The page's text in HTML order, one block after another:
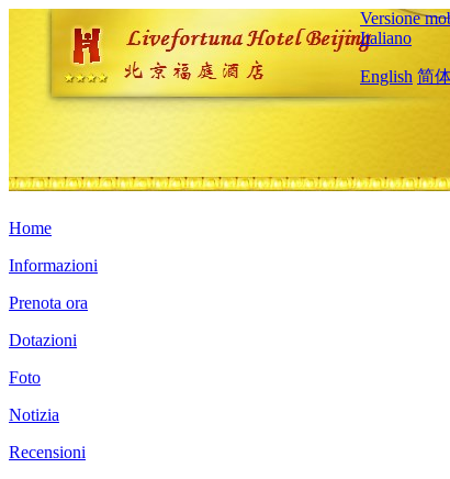
Versione
Italiano
English 简
Home
Informazioni
Prenota ora
Dotazioni
Foto
Notizia
Recensioni